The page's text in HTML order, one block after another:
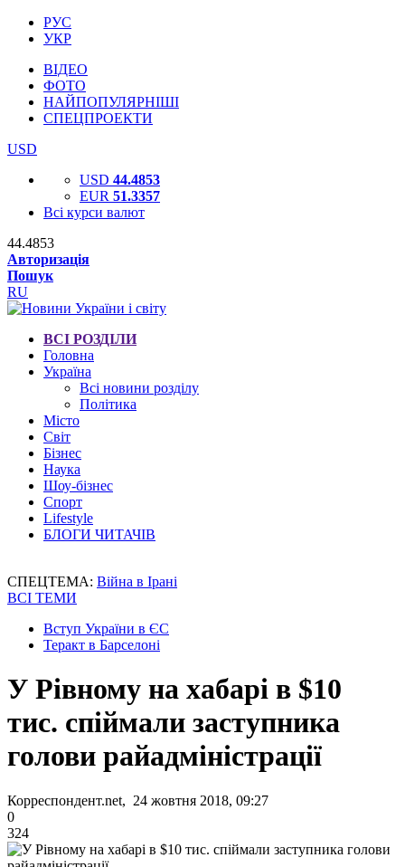
РУС
УКР
ВІДЕО
ФОТО
НАЙПОПУЛЯРНІШІ
СПЕЦПРОЕКТИ
USD
USD 44.4853
EUR 51.3357
Всі курси валют
44.4853
Авторизація
Пошук
RU
ВСІ РОЗДІЛИ
Головна
Україна
Всі новини розділу
Політика
Місто
Світ
Бізнес
Наука
Шоу-бізнес
Спорт
Lifestyle
БЛОГИ ЧИТАЧІВ
СПЕЦТЕМА: Війна в Ірані
ВСІ ТЕМИ
Вступ України в ЄС
Теракт в Барселоні
У Рівному на хабарі в $10
тис. спіймали заступника
голови райадміністрації
Корреспондент.net, 24 жовтня 2018, 09:27
0
324